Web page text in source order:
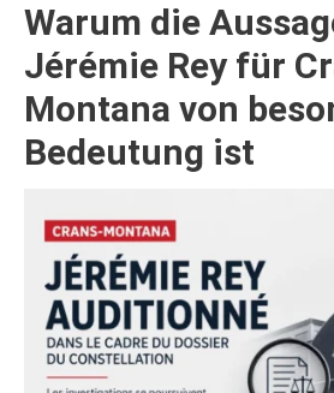
Warum die
Jérémie Rey für
Montana von
Bedeutung ist